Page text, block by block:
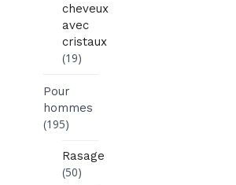
cheveux
avec
cristaux
(19)
Pour
hommes
(195)
Rasage
(50)